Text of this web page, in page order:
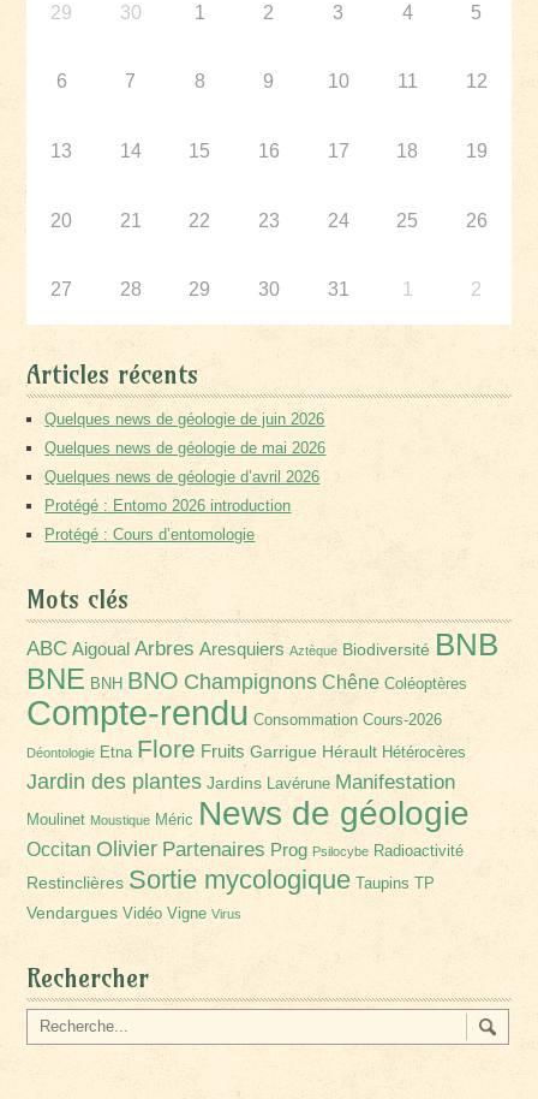
29 30 1 2 3 4 5
6 7 8 9 10 11 12
13 14 15 16 17 18 19
20 21 22 23 24 25 26
27 28 29 30 31 1 2
Articles récents
Quelques news de géologie de juin 2026
Quelques news de géologie de mai 2026
Quelques news de géologie d’avril 2026
Protégé : Entomo 2026 introduction
Protégé : Cours d’entomologie
Mots clés
ABC Aigoual Arbres Aresquiers Aztèque Biodiversité BNB
BNE BNH BNO Champignons Chêne Coléoptères
Compte-rendu Consommation Cours-2026
Déontologie Etna Flore Fruits Garrigue Hérault Hétérocères
Jardin des plantes Jardins Lavérune Manifestation
Moulinet Moustique Méric News de géologie
Occitan Olivier Partenaires Prog Psilocybe Radioactivité
Restinclières Sortie mycologique Taupins TP
Vendargues Vidéo Vigne Virus
Rechercher